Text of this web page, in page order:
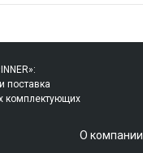
поставка
комплектующих
О компании